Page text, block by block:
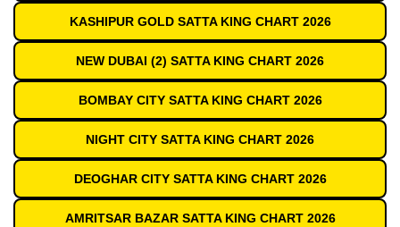
KASHIPUR GOLD SATTA KING CHART 2026
NEW DUBAI (2) SATTA KING CHART 2026
BOMBAY CITY SATTA KING CHART 2026
NIGHT CITY SATTA KING CHART 2026
DEOGHAR CITY SATTA KING CHART 2026
AMRITSAR BAZAR SATTA KING CHART 2026